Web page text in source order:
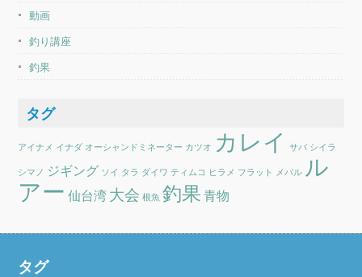
動画
釣り講座
釣果
タグ
アイナメ イナダ オーシャンドミネーター カツオ カレイ サバ シイラ
シマノ ジギング ソイ タラ ダイワ ティムコ ヒラメ フラット メバル ル
アー 仙台湾 大会 根魚 釣果 青物
タグ